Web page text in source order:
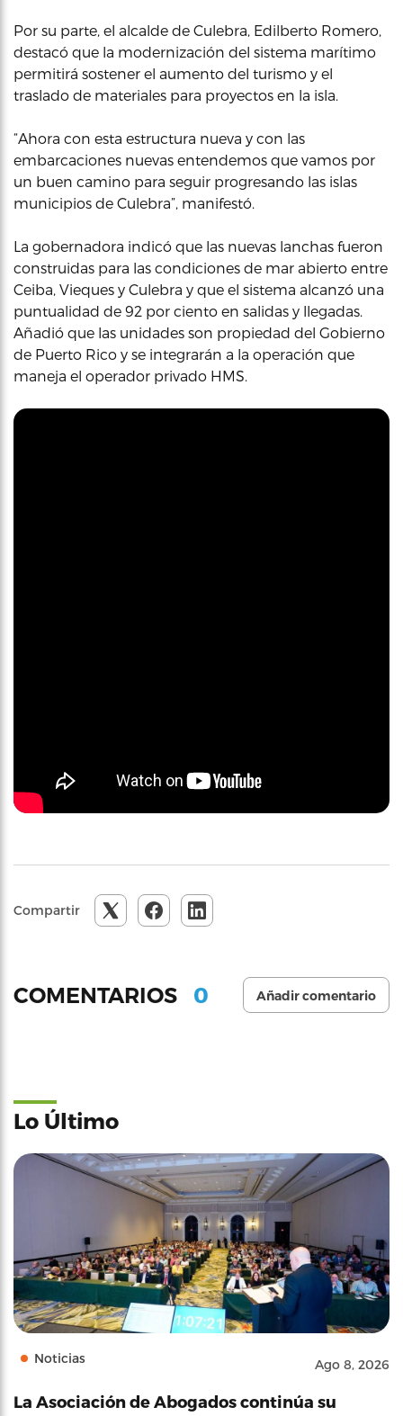
Por su parte, el alcalde de Culebra, Edilberto Romero,
destacó que la modernización del sistema marítimo
permitirá sostener el aumento del turismo y el
traslado de materiales para proyectos en la isla.
“Ahora con esta estructura nueva y con las
embarcaciones nuevas entendemos que vamos por
un buen camino para seguir progresando las islas
municipios de Culebra”, manifestó.
La gobernadora indicó que las nuevas lanchas fueron
construidas para las condiciones de mar abierto entre
Ceiba, Vieques y Culebra y que el sistema alcanzó una
puntualidad de 92 por ciento en salidas y llegadas.
Añadió que las unidades son propiedad del Gobierno
de Puerto Rico y se integrarán a la operación que
maneja el operador privado HMS.
Compartir
COMENTARIOS 0 Añadir comentario
Lo Último
Noticias Ago 8, 2026
La Asociación de Abogados continúa su